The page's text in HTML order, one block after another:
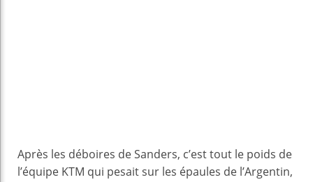
Après les déboires de Sanders, c’est tout le poids de
l’équipe KTM qui pesait sur les épaules de l’Argentin,